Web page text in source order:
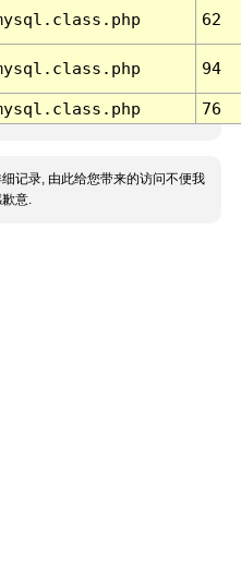
62
94
76
记录, 由此给您带来的访问不便我
意.